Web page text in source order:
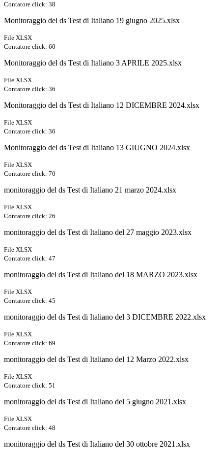
Contatore click: 38
Monitoraggio del ds Test di Italiano 19 giugno 2025.xlsx
File XLSX
Contatore click: 60
Monitoraggio del ds Test di Italiano 3 APRILE 2025.xlsx
File XLSX
Contatore click: 36
Monitoraggio del ds Test di Italiano 12 DICEMBRE 2024.xlsx
File XLSX
Contatore click: 36
Monitoraggio del ds Test di Italiano 13 GIUGNO 2024.xlsx
File XLSX
Contatore click: 70
monitoraggio del ds Test di Italiano 21 marzo 2024.xlsx
File XLSX
Contatore click: 26
monitoraggio del ds Test di Italiano del 27 maggio 2023.xlsx
File XLSX
Contatore click: 47
monitoraggio del ds Test di Italiano del 18 MARZO 2023.xlsx
File XLSX
Contatore click: 45
monitoraggio del ds Test di Italiano del 3 DICEMBRE 2022.xlsx
File XLSX
Contatore click: 69
monitoraggio del ds Test di Italiano del 12 Marzo 2022.xlsx
File XLSX
Contatore click: 51
monitoraggio del ds Test di Italiano del 5 giugno 2021.xlsx
File XLSX
Contatore click: 48
monitoraggio del ds Test di Italiano del 30 ottobre 2021.xlsx